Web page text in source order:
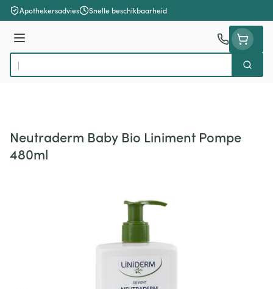
Ga naar de inhoud
Apothekersadvies Snelle beschikbaarheid
Menu
Product, merk, categorie...
Zoek
Neutraderm Baby Bio Liniment Pompe
480ml